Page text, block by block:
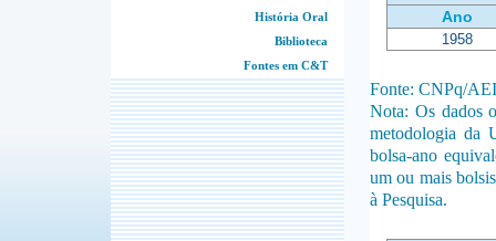
História Oral
Biblioteca
Fontes em C&T
Ano
1958
Fonte: CNPq/AEI
Nota: Os dados
metodologia da
bolsa-ano
um ou mais
à Pesquisa.